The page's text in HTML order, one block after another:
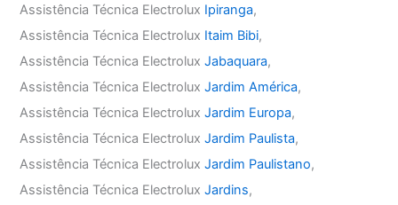
Assistência Técnica Electrolux Ipiranga,
Assistência Técnica Electrolux Itaim Bibi,
Assistência Técnica ElectroluxJabaquara,
Assistência Técnica ElectroluxJardim América,
Assistência Técnica ElectroluxJardim Europa,
Assistência Técnica ElectroluxJardim Paulista,
Assistência Técnica ElectroluxJardim Paulistano,
Assistência Técnica ElectroluxJardins,